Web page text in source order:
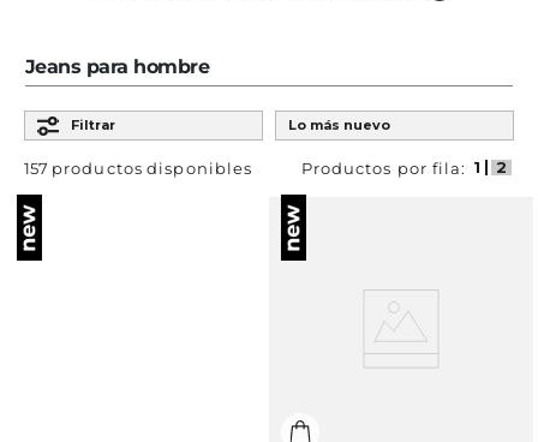
Slim y Super Slim
Definen los hombros y equilibran la parte inferior del
Jeans para hombre
Filtrar
Lo más nuevo
157 productos